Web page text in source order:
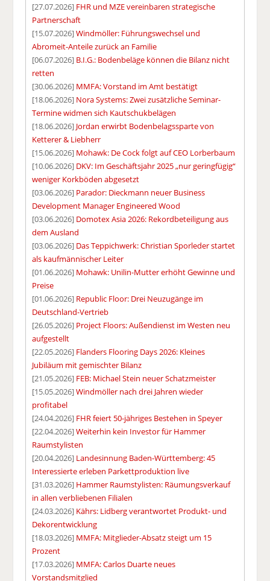
[27.07.2026] FHR und MZE vereinbaren strategische
Partnerschaft
[15.07.2026]Windmöller: Führungswechsel und
Abromeit-Anteile zurück an Familie
[06.07.2026] B.I.G.: Bodenbeläge können die Bilanz nicht
retten
[30.06.2026] MMFA: Vorstand im Amt bestätigt
[18.06.2026] Nora Systems: Zwei zusätzliche Seminar-
Termine widmen sich Kautschukbelägen
[18.06.2026] Jordan erwirbt Bodenbelagssparte von
Ketterer & Liebherr
[15.06.2026] Mohawk: De Cock folgt auf CEO Lorberbaum
[10.06.2026] DKV: Im Geschäftsjahr 2025 „nur geringfügig“
weniger Korkböden abgesetzt
[03.06.2026] Parador: Dieckmann neuer Business
Development Manager Engineered Wood
[03.06.2026] Domotex Asia 2026: Rekordbeteiligung aus
dem Ausland
[03.06.2026] Das Teppichwerk: Christian Sporleder startet
als kaufmännischer Leiter
[01.06.2026] Mohawk: Unilin-Mutter erhöht Gewinne und
Preise
[01.06.2026] Republic Floor: Drei Neuzugänge im
Deutschland-Vertrieb
[26.05.2026] Project Floors: Außendienst im Westen neu
aufgestellt
[22.05.2026] Flanders Flooring Days 2026: Kleines
Jubiläum mit gemischter Bilanz
[21.05.2026] FEB: Michael Stein neuer Schatzmeister
[15.05.2026]Windmöller nach drei Jahren wieder
profitabel
[24.04.2026] FHR feiert 50-jähriges Bestehen in Speyer
[22.04.2026]Weiterhin kein Investor für Hammer
Raumstylisten
[20.04.2026] Landesinnung Baden-Württemberg: 45
Interessierte erleben Parkettproduktion live
[31.03.2026] Hammer Raumstylisten: Räumungsverkauf
in allen verbliebenen Filialen
[24.03.2026] Kährs: Lidberg verantwortet Produkt- und
Dekorentwicklung
[18.03.2026] MMFA: Mitglieder-Absatz steigt um 15
Prozent
[17.03.2026] MMFA: Carlos Duarte neues
Vorstandsmitglied